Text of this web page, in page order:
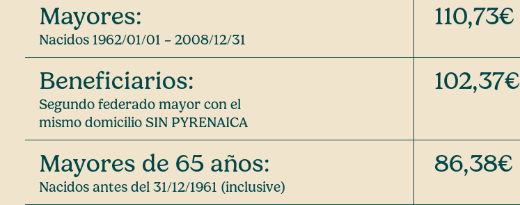
Mayores:
Nacidos 1962/01/01 – 2008/12/31
110,73€
Beneficiarios:
Segundo federado mayor con el
mismo domicilio SIN PYRENAICA
102,37€
Mayores de 65 años:
Nacidos antes del 31/12/1961 (inclusive)
86,38€